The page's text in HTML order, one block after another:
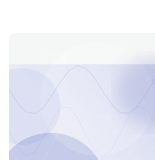
Бюджет